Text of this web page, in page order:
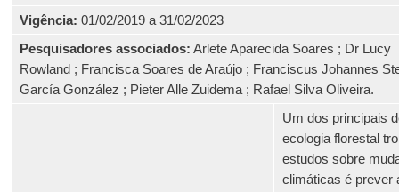
Vigência: 01/02/2019 a 31/02/2023
Pesquisadores associados: Arlete Aparecida Soares ; Dr Lucy
Rowland ; Francisca Soares de Araújo ; Franciscus Johannes
García González ; Pieter Alle Zuidema ; Rafael Silva Oliveira.
Um dos principais
ecologia florestal
estudos sobre
climáticas é prever